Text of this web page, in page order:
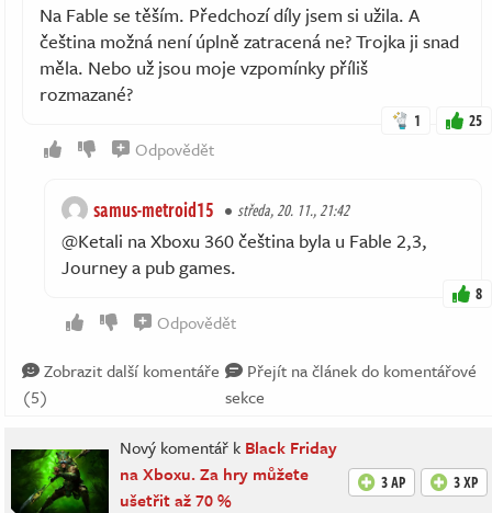
Na Fable se těším. Předchozí díly jsem si užila. A
čeština možná není úplně zatracená ne? Trojka ji snad
měla. Nebo už jsou moje vzpomínky příliš
rozmazané?
1 25
Odpovědět
samus-metroid15 středa, 20. 11., 21:42
@Ketali na Xboxu 360 čeština byla u Fable 2,3,
Journey a pub games.
8
Odpovědět
Zobrazit další komentáře
(5)
Přejít na článek do komentářové
sekce
Nový komentář k Black Friday
na Xboxu. Za hry můžete
ušetřit až 70 %
3 AP 3 XP